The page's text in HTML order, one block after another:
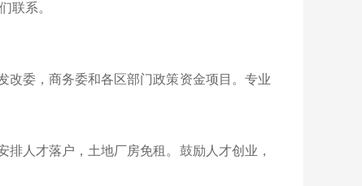
联系。
改委，商务委和各区部门政策资金项目。专业
排人才落户，土地厂房免租。鼓励人才创业，